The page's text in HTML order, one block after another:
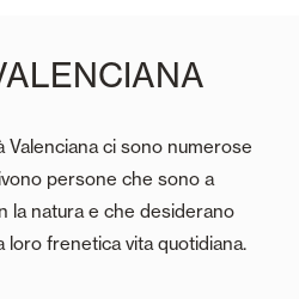
Valenciana ci sono numerose
persone che sono a
la natura e che desiderano
loro frenetica vita quotidiana.